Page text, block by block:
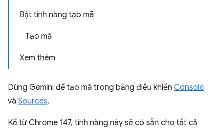
Bật tính năng tạo mã
Tạo mã
Xem thêm
Dùng Gemini để tạo mã trong bảng điều khiển Console
và Sources.
Kể từ Chrome 147, tính năng này sẽ có sẵn cho tất cả